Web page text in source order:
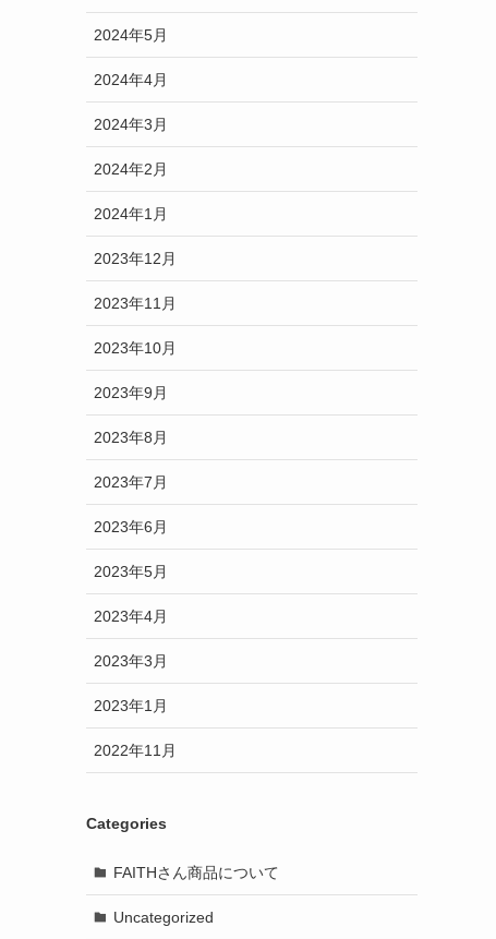
2024年5月
2024年4月
2024年3月
2024年2月
2024年1月
2023年12月
2023年11月
2023年10月
2023年9月
2023年8月
2023年7月
2023年6月
2023年5月
2023年4月
2023年3月
2023年1月
2022年11月
Categories
FAITHさん商品について
Uncategorized